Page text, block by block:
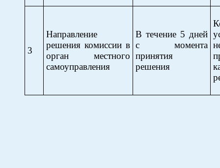
3
Направление
решения комиссии в
орган местного
самоуправления
В течение 5 дней
с момента
принятия
решения